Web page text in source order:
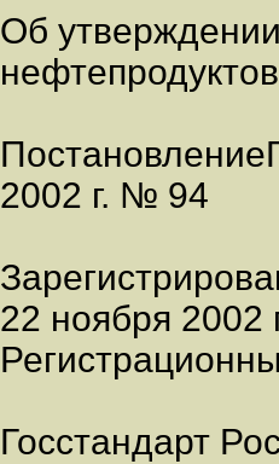
Об
2002 г. № 94
22 ноября 2002
Госстандарт